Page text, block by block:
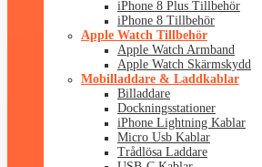
iPhone 8 Plus Tillbehör
iPhone 8 Tillbehör
Apple Watch Tillbehör
Apple Watch Armband
Apple Watch Skärmskydd
Mobilladdare & Laddkablar
Billaddare
Dockningsstationer
iPhone Lightning Kablar
Micro Usb Kablar
Trådlösa Laddare